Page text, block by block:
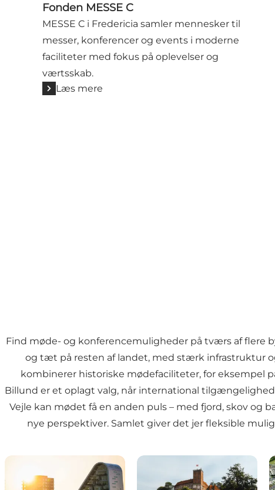
Fonden MESSE C
MESSE C i Fredericia samler mennesker til
messer, konferencer og events i moderne
faciliteter med fokus på oplevelser og
værtsskab.
Læs mere
Find møde- og konferencemuligheder på tværs af flere
og tæt på resten af landet, med stærk infrastruktur
kombinerer historiske mødefaciliteter, for eksempel
Billund er et oplagt valg, når international
Vejle kan mødet få en anden puls – med fjord, skov og
nye perspektiver. Samlet giver det jer fleksible